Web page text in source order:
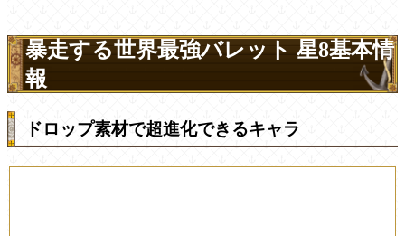
暴走する世界最強バレット 星8基本情
報
ドロップ素材で超進化できるキャラ